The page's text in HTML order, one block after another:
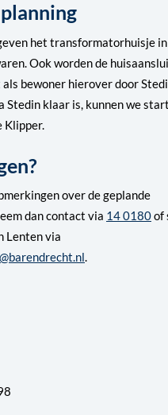
het transformatorhuisje
Ook worden de
bewoner hierover door
Stedin klaar is, kunnen we
Klipper.
over de geplande
dan contact via 14 0180of
Lenten via
.